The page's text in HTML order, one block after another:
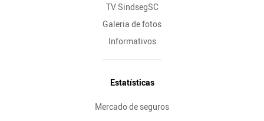
TV SindsegSC
Galeria de fotos
Informativos
Estatísticas
Mercado de seguros